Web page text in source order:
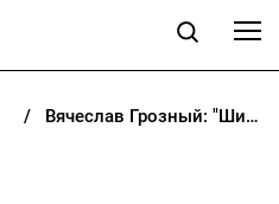
Вячеслав Грозный: "Шимич, Люлька и Ягодинскис остаются у нас, Кравченко уехал"